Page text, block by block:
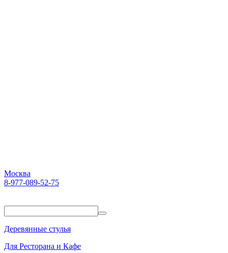
Москва
8-977-089-52-75
Деревянные стулья
Для Ресторана и Кафе